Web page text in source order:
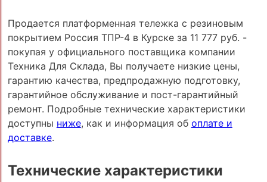
Продается платформенная тележка с резиновым
покрытием Россия ТПР-4 в Курске за 11 777 руб. -
покупая у официального поставщика компании
Техника Для Склада, Вы получаете низкие цены,
гарантию качества, предпродажную подготовку,
гарантийное обслуживание и пост-гарантийный
ремонт. Подробные технические характеристики
доступны ниже, как и информация об оплате и
доставке.
Технические характеристики